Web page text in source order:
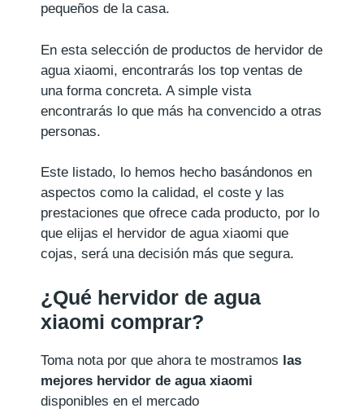
pequeños de la casa.
En esta selección de productos de hervidor de
agua xiaomi, encontrarás los top ventas de
una forma concreta. A simple vista
encontrarás lo que más ha convencido a otras
personas.
Este listado, lo hemos hecho basándonos en
aspectos como la calidad, el coste y las
prestaciones que ofrece cada producto, por lo
que elijas el hervidor de agua xiaomi que
cojas, será una decisión más que segura.
¿Qué hervidor de agua
xiaomi comprar?
Toma nota por que ahora te mostramos las
mejores hervidor de agua xiaomi
disponibles en el mercado